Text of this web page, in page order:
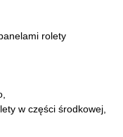
rolety
w części środkowej,